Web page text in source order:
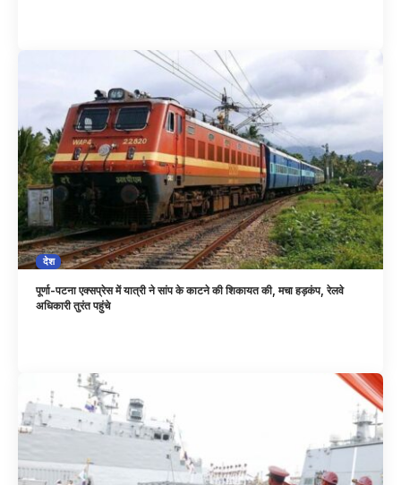
देश
पूर्णा-पटना एक्सप्रेस में यात्री ने सांप के काटने की शिकायत की, मचा हड़कंप, रेलवे
अधिकारी तुरंत पहुंचे